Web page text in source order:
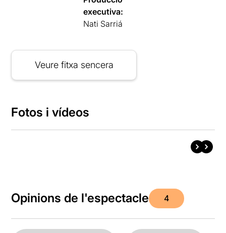
executiva:
Nati Sarriá
Veure fitxa sencera
Fotos i vídeos
Opinions de l'espectacle 4